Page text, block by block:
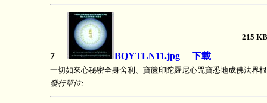
7 BQYTLN11.jpg 下載
215
一切如來心秘密全身舍利、寶篋印陀羅尼心咒寶悉地成佛法界
發行單位: